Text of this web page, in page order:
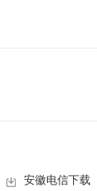
安徽电信下载